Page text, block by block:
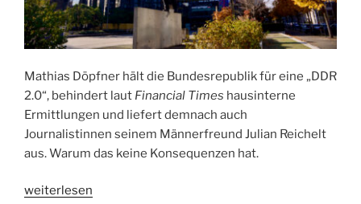
Mathias Döpfner hält die Bundesrepublik für eine „DDR
2.0“, behindert laut Financial Times hausinterne
Ermittlungen und liefert demnach auch
Journalistinnen seinem Männerfreund Julian Reichelt
aus. Warum das keine Konsequenzen hat.
„Mann
weiterlesen